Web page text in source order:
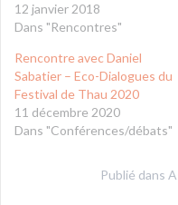
12 janvier 2018
Dans "Rencontres"
Rencontre avec Daniel
Sabatier – Eco-Dialogues du
Festival de Thau 2020
11 décembre 2020
Dans "Conférences/débats"
Publié dans